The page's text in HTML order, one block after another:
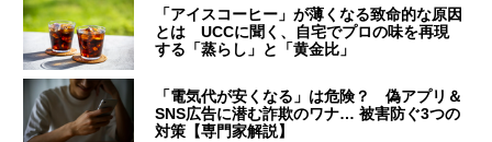
「アイスコーヒー」が薄くなる致命的な原因
とは UCCに聞く、自宅でプロの味を再現
する「蒸らし」と「黄金比」
「電気代が安くなる」は危険？ 偽アプリ＆
SNS広告に潜む詐欺のワナ… 被害防ぐ3つの
対策【専門家解説】